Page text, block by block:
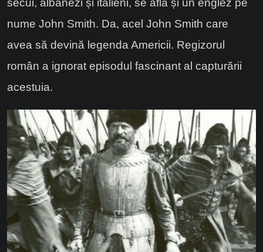
nume John Smith. Da, acel John Smith care
avea să devină legenda Americii. Regizorul
român a ignorat episodul fascinant al capturării
acestuia.